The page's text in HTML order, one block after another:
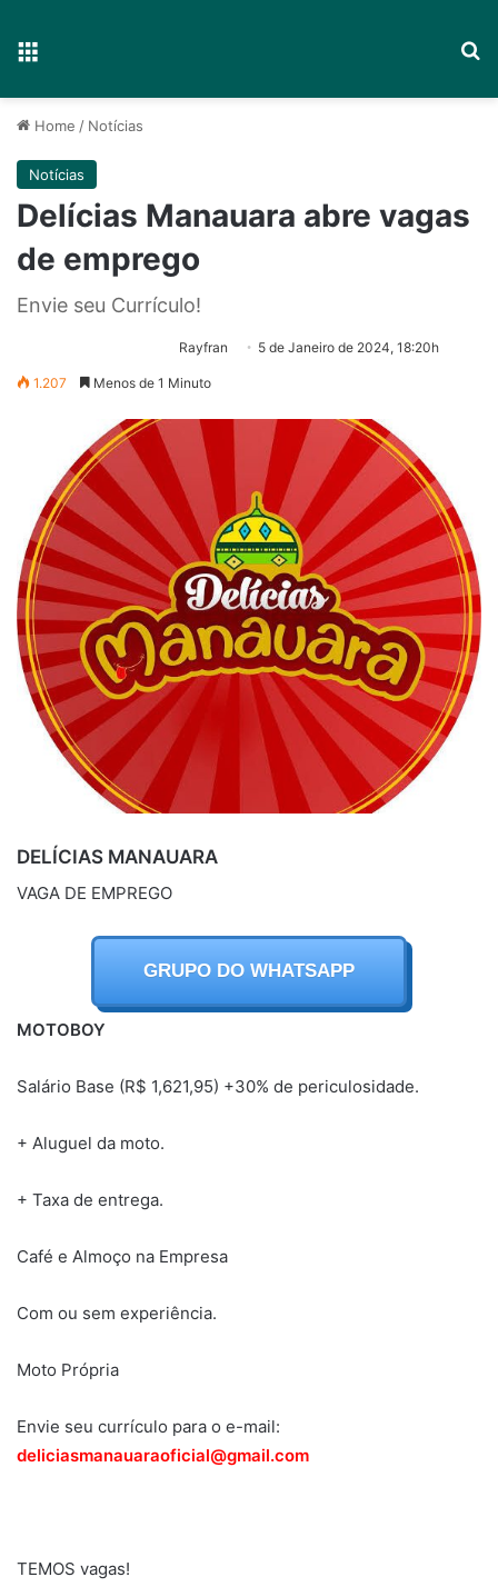
Home / Notícias
Notícias
Delícias Manauara abre vagas
de emprego
Envie seu Currículo!
Rayfran 5 de Janeiro de 2024, 18:20h
1.207 Menos de 1 Minuto
DELÍCIAS MANAUARA
VAGA DE EMPREGO
GRUPO DO WHATSAPP
MOTOBOY
Salário Base (R$ 1,621,95) +30% de periculosidade.
+ Aluguel da moto.
+ Taxa de entrega.
Café e Almoço na Empresa
Com ou sem experiência.
Moto Própria
Envie seu currículo para o e-mail:
deliciasmanauaraoficial@gmail.com
TEMOS vagas!